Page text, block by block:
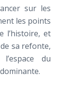
sur les
les points
l’histoire, et
sa refonte,
du